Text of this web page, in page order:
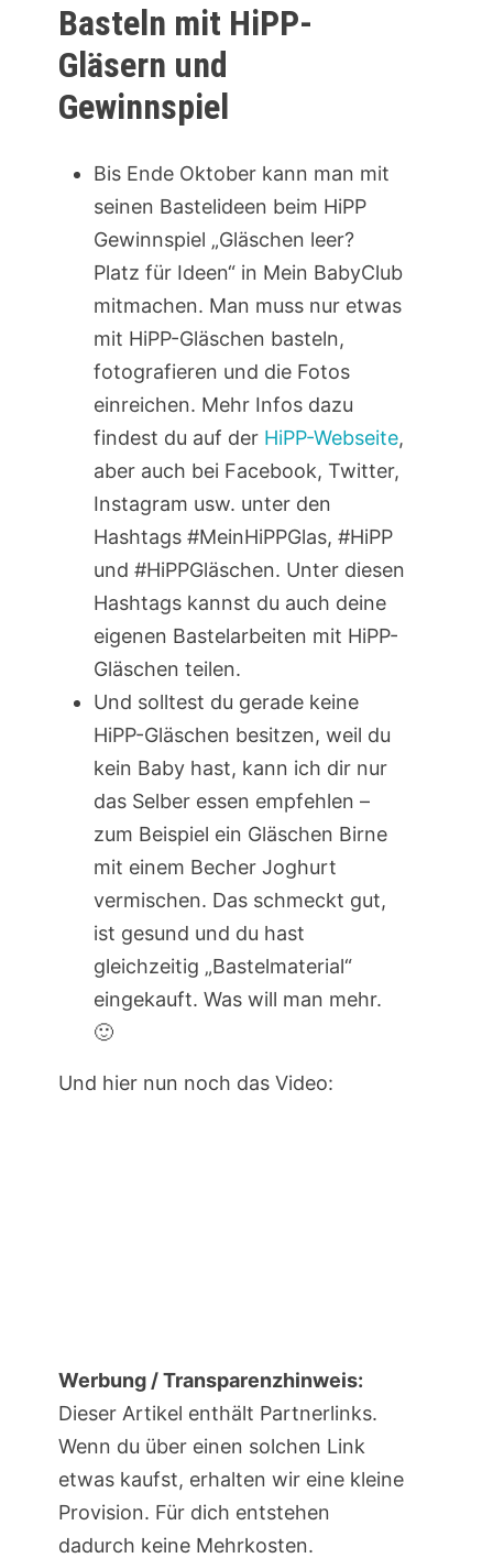
Basteln mit HiPP-
Gläsern und
Gewinnspiel
Bis Ende Oktober kann man mit
seinen Bastelideen beim HiPP
Gewinnspiel „Gläschen leer?
Platz für Ideen“ in Mein BabyClub
mitmachen. Man muss nur etwas
mit HiPP-Gläschen basteln,
fotografieren und die Fotos
einreichen. Mehr Infos dazu
findest du auf der HiPP-Webseite,
aber auch bei Facebook, Twitter,
Instagram usw. unter den
Hashtags #MeinHiPPGlas, #HiPP
und #HiPPGläschen. Unter diesen
Hashtags kannst du auch deine
eigenen Bastelarbeiten mit HiPP-
Gläschen teilen.
Und solltest du gerade keine
HiPP-Gläschen besitzen, weil du
kein Baby hast, kann ich dir nur
das Selber essen empfehlen –
zum Beispiel ein Gläschen Birne
mit einem Becher Joghurt
vermischen. Das schmeckt gut,
ist gesund und du hast
gleichzeitig „Bastelmaterial“
eingekauft. Was will man mehr.
🙂
Und hier nun noch das Video:
Werbung / Transparenzhinweis:
Dieser Artikel enthält Partnerlinks.
Wenn du über einen solchen Link
etwas kaufst, erhalten wir eine kleine
Provision. Für dich entstehen
dadurch keine Mehrkosten.